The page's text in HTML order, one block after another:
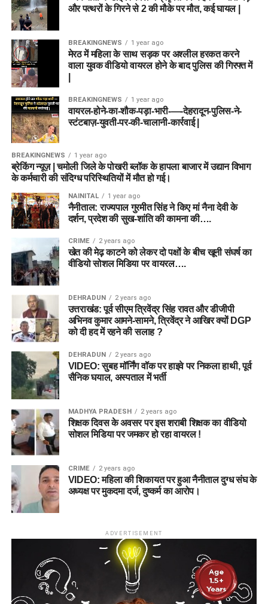
और पत्थरों के गिरने से 2 की मौके पर मौत, कई घायल |
BREAKINGNEWS 1 year ago
मेरठ में महिला के साथ सड़क पर अश्लील हरकत करने
वाला युवक वीडियो वायरल होने के बाद पुलिस की गिरफ्त में
BREAKINGNEWS 1 year ago
वायरल-होने-का-शौक-पड़ा-भारी-—-देहरादून-पुलिस-ने-
स्टंटबाज़-युवती-पर-की-चालानी-कार्रवाई |
BREAKINGNEWS 1 year ago
ब्रेकिंग न्यूज़ | चमोली जिले के पोखरी ब्लॉक के हापला बाजार में उद्यान विभाग
के कर्मचारी की संदिग्ध परिस्थितियों में मौत हो गई।
NAINITAL 1 year ago
नैनीताल: राज्यपाल गुरमीत सिंह ने किए मां नैना देवी के
दर्शन, प्रदेश की सुख-शांति की कामना की….
CRIME 2 years ago
खेत की मेढ़ काटने को लेकर दो पक्षों के बीच खूनी संघर्ष का
वीडियो सोशल मिडिया पर वायरल….
DEHRADUN 2 years ago
उत्तराखंड: पूर्व सीएम त्रिवेंद्र सिंह रावत और डीजीपी
अभिनव कुमार आमने-सामने, त्रिवेंद्र ने आखिर क्यों DGP
को दी हद में रहने की सलाह ?
DEHRADUN 2 years ago
VIDEO: सुबह मॉर्निंग वॉक पर हाइवे पर निकला हाथी, पूर्व
सैनिक घयाल, अस्पताल में भर्ती
MADHYA PRADESH 2 years ago
शिक्षक दिवस के अवसर पर इस शराबी शिक्षक का वीडियो
सोशल मिडिया पर जमकर हो रहा वायरल !
CRIME 2 years ago
VIDEO: महिला की शिकायत पर हुआ नैनीताल दुग्ध संघ के
अध्यक्ष पर मुकदमा दर्ज, दुष्कर्म का आरोप।
ADVERTISEMENT